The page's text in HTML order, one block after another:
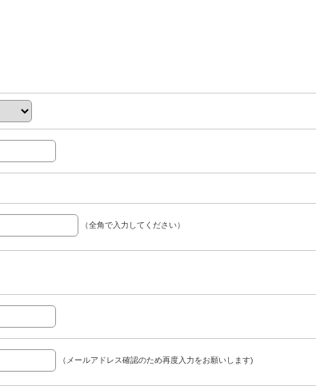
（全角で入力してください）
（メールアドレス確認のため再度入力をお願いします)